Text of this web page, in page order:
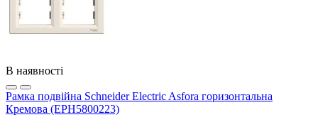
В наявності
Рамка подвійна Schneider Electric Asfora горизонтальна
Кремова (EPH5800223)